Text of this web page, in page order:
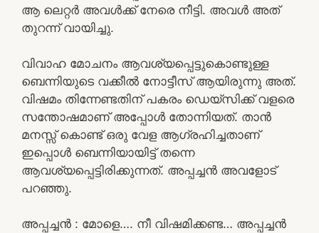
ആ ലെറ്റർ അവൾക്ക് നേരെ നീട്ടി. അവൾ അത്
തുറന്ന് വായിച്ചു.
വിവാഹ മോചനം ആവശ്യപ്പെട്ടുകൊണ്ടുള്ള
ബെന്നിയുടെ വക്കീൽ നോട്ടീസ് ആയിരുന്നു അത്.
വിഷമം തിന്നേണ്ടതിന് പകരം ഡെയ്‌സിക്ക് വളരെ
സന്തോഷമാണ് അപ്പോൾ തോന്നിയത്. താൻ
മനസ്സ് കൊണ്ട് ഒരു വേള ആഗ്രഹിച്ചതാണ്
ഇപ്പൊൾ ബെന്നിയായിട്ട് തന്നെ
ആവശ്യപ്പെട്ടിരിക്കുന്നത്. അപ്പച്ചൻ അവളോട്
പറഞ്ഞു.
അപ്പച്ചൻ : മോളെ…. നീ വിഷമിക്കണ്ട… അപ്പച്ചൻ